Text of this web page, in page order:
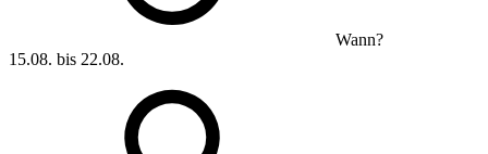
Wann?
15.08. bis 22.08.